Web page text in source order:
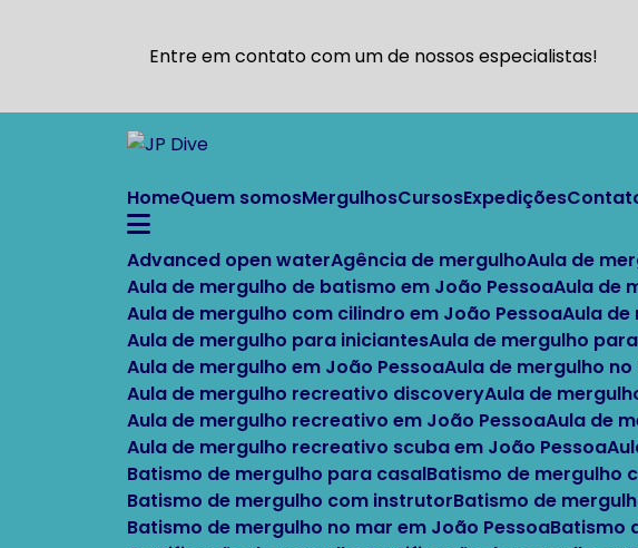
Entre em contato com um de nossos especialistas!
Home Quem somos Mergulhos Cursos Expedições
Advanced open water Agência de mergulho Aula de
Aula de mergulho de batismo em João Pessoa Aula
Aula de mergulho com cilindro em João Pessoa Aula
Aula de mergulho para iniciantes Aula de mergulho
Aula de mergulho em João Pessoa Aula de mergulho
Aula de mergulho recreativo discovery Aula de
Aula de mergulho recreativo em João Pessoa Aula de
Aula de mergulho recreativo scuba em João Pessoa
Batismo de mergulho para casal Batismo de mergulho
Batismo de mergulho com instrutor Batismo de
Batismo de mergulho no mar em João Pessoa